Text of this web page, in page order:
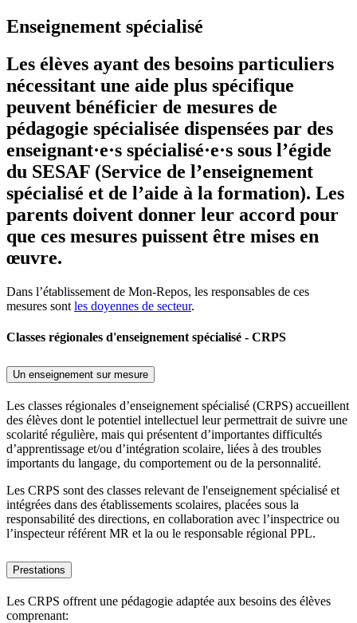
Enseignement spécialisé
Les élèves ayant des besoins particuliers
nécessitant une aide plus spécifique
peuvent bénéficier de mesures de
pédagogie spécialisée dispensées par des
enseignant·e·s spécialisé·e·s sous l’égide
du SESAF (Service de l’enseignement
spécialisé et de l’aide à la formation). Les
parents doivent donner leur accord pour
que ces mesures puissent être mises en
œuvre.
Dans l’établissement de Mon-Repos, les responsables de ces
mesures sont les doyennes de secteur.
Classes régionales d'enseignement spécialisé - CRPS
Un enseignement sur mesure
Les classes régionales d’enseignement spécialisé (CRPS) accueillent
des élèves dont le potentiel intellectuel leur permettrait de suivre une
scolarité régulière, mais qui présentent d’importantes difficultés
d’apprentissage et/ou d’intégration scolaire, liées à des troubles
importants du langage, du comportement ou de la personnalité.
Les CRPS sont des classes relevant de l'enseignement spécialisé et
intégrées dans des établissements scolaires, placées sous la
responsabilité des directions, en collaboration avec l’inspectrice ou
l’inspecteur référent MR et la ou le responsable régional PPL.
Prestations
Les CRPS offrent une pédagogie adaptée aux besoins des élèves
comprenant: